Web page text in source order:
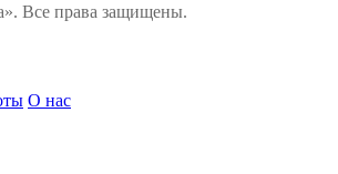
Все права защищены.
О нас